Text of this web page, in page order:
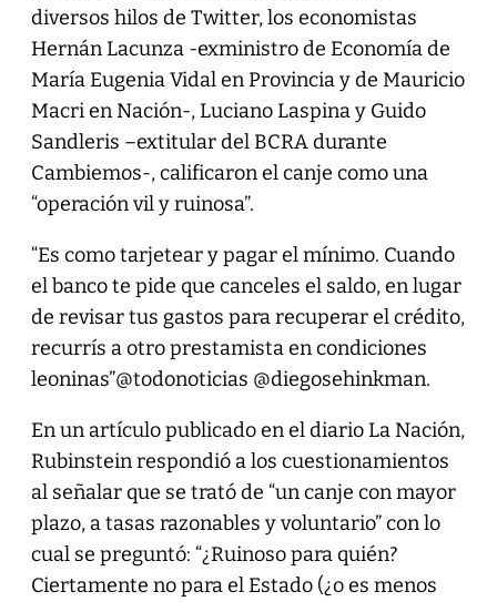
diversos hilos de Twitter, los economistas
Hernán Lacunza -exministro de Economía de
María Eugenia Vidal en Provincia y de Mauricio
Macri en Nación-, Luciano Laspina y Guido
Sandleris –extitular del BCRA durante
Cambiemos-, calificaron el canje como una
“operación vil y ruinosa”.
“Es como tarjetear y pagar el mínimo. Cuando
el banco te pide que canceles el saldo, en lugar
de revisar tus gastos para recuperar el crédito,
recurrís a otro prestamista en condiciones
leoninas”@todonoticias @diegosehinkman.
En un artículo publicado en el diario La Nación,
Rubinstein respondió a los cuestionamientos
al señalar que se trató de “un canje con mayor
plazo, a tasas razonables y voluntario” con lo
cual se preguntó: “¿Ruinoso para quién?
Ciertamente no para el Estado (¿o es menos